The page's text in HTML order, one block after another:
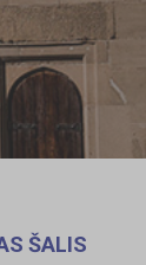
ŠALIS